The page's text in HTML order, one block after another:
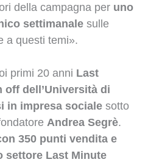
della campagna per uno
settimanale sulle
a questi temi».
primi 20 anni Last
off dell’Università di
in impresa sociale sotto
Andrea Segrè.
350 punti vendita e
settore Last Minute